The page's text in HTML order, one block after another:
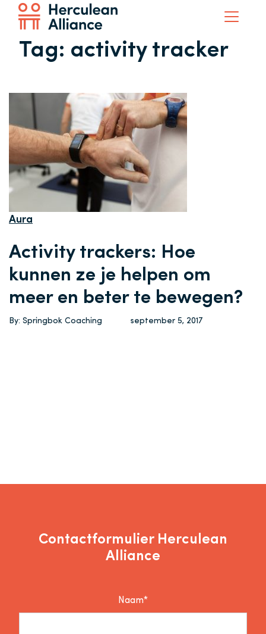
Tag: activity tracker
Aura
Activity trackers: Hoe
kunnen ze je helpen om
meer en beter te bewegen?
By: Springbok Coaching september 5, 2017
Contactformulier Herculean
Alliance
Naam*